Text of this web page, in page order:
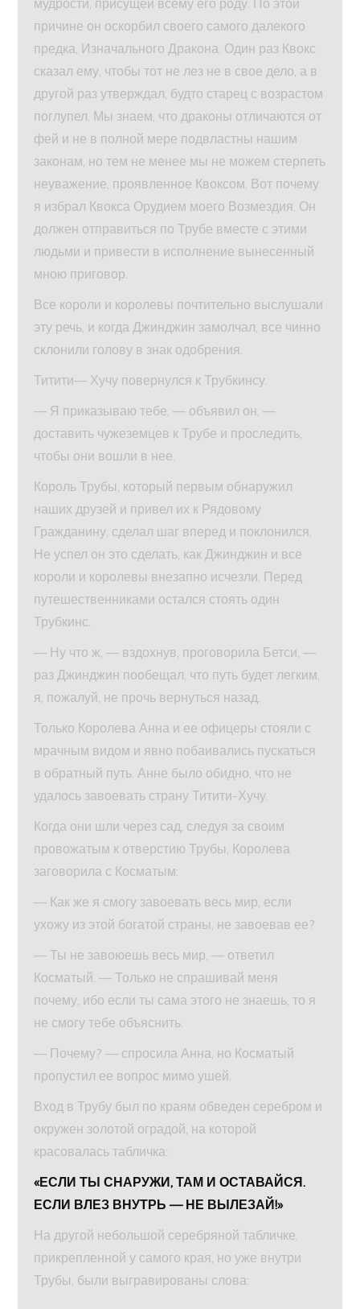
причине он оскорбил своего самого далекого
предка, Изначального Дракона. Один раз Квокс
сказал ему, чтобы тот не лез не в свое дело, а в
другой раз утверждал, будто старец с возрастом
поглупел. Мы знаем, что драконы отличаются от
фей и не в полной мере подвластны нашим
законам, но тем не менее мы не можем стерпеть
неуважение, проявленное Квоксом. Вот почему
я избрал Квокса Орудием моего Возмездия. Он
должен отправиться по Трубе вместе с этими
людьми и привести в исполнение вынесенный
мною приговор.
Все короли и королевы почтительно выслушали
эту речь, и когда Джинджин замолчал, все чинно
склонили голову в знак одобрения.
Титити— Хучу повернулся к Трубкинсу.
— Я приказываю тебе, — объявил он, —
доставить чужеземцев к Трубе и проследить,
чтобы они вошли в нее.
Король Трубы, который первым обнаружил
наших друзей и привел их к Рядовому
Гражданину, сделал шаг вперед и поклонился.
Не успел он это сделать, как Джинджин и все
короли и королевы внезапно исчезли. Перед
путешественниками остался стоять один
Трубкинс.
— Ну что ж, — вздохнув, проговорила Бетси, —
раз Джинджин пообещал, что путь будет легким,
я, пожалуй, не прочь вернуться назад.
Только Королева Анна и ее офицеры стояли с
мрачным видом и явно побаивались пускаться
в обратный путь. Анне было обидно, что не
удалось завоевать страну Титити-Хучу.
Когда они шли через сад, следуя за своим
провожатым к отверстию Трубы, Королева
заговорила с Косматым:
— Как же я смогу завоевать весь мир, если
ухожу из этой богатой страны, не завоевав ее?
— Ты не завоюешь весь мир, — ответил
Косматый. — Только не спрашивай меня
почему, ибо если ты сама этого не знаешь, то я
не смогу тебе объяснить.
— Почему? — спросила Анна, но Косматый
пропустил ее вопрос мимо ушей.
Вход в Трубу был по краям обведен серебром и
окружен золотой оградой, на которой
красовалась табличка:
«ЕСЛИ ТЫ СНАРУЖИ, ТАМ И ОСТАВАЙСЯ.
ЕСЛИ ВЛЕЗ ВНУТРЬ — НЕ ВЫЛЕЗАЙ!»
На другой небольшой серебряной табличке,
прикрепленной у самого края, но уже внутри
Трубы, были выгравированы слова: